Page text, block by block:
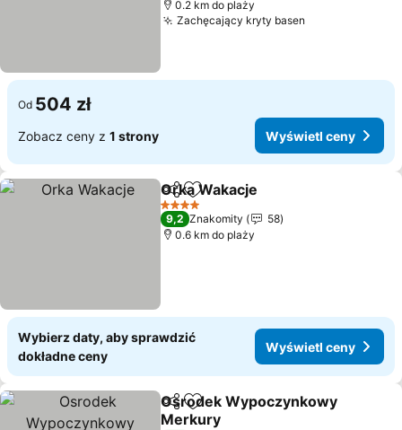
0.2 km do plaży
Zachęcający kryty basen
Od 504 zł
Zobacz ceny z 1 strony Wyświetl ceny
Udostępnij
Dodaj do ulubionych
Orka Wakacje
4 Kategoria
9,2 Znakomity
58
0.6 km do plaży
Wybierz daty, aby sprawdzić
dokładne ceny
Wyświetl ceny
UdostępnijDodaj do ulubionych
Osrodek Wypoczynkowy
Merkury